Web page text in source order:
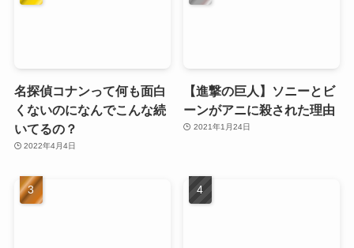
名探偵コナンって何も面白
くないのになんでこんな続
いてるの？
2022年4月4日
【進撃の巨人】ソニーとビ
ーンがアニに殺された理由
2021年1月24日